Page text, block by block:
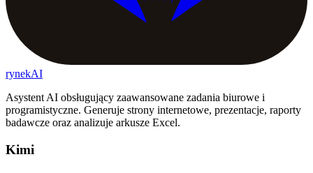
rynekAI
Asystent AI obsługujący zaawansowane zadania biurowe i
programistyczne. Generuje strony internetowe, prezentacje, raporty
badawcze oraz analizuje arkusze Excel.
Kimi